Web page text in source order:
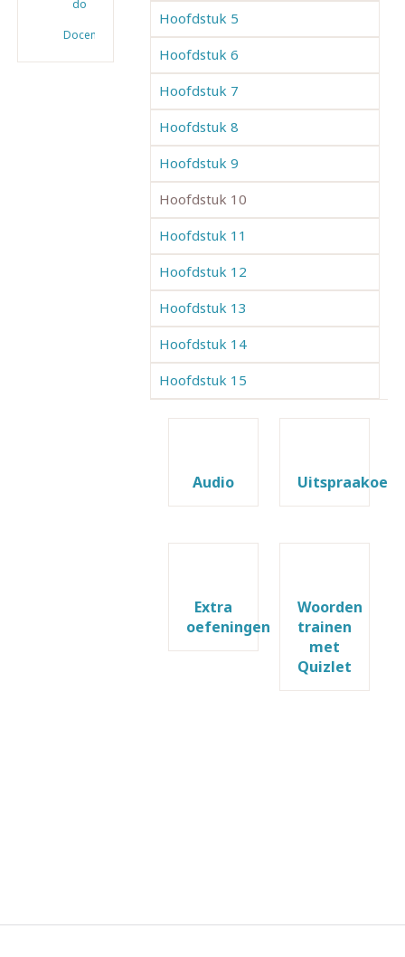
downloaden
Docenten
Hoofdstuk 5
Hoofdstuk 6
Hoofdstuk 7
Hoofdstuk 8
Hoofdstuk 9
Hoofdstuk 10
Hoofdstuk 11
Hoofdstuk 12
Hoofdstuk 13
Hoofdstuk 14
Hoofdstuk 15
Audio
Extra
oefeningen
Woorden
trainen
met
Quizlet